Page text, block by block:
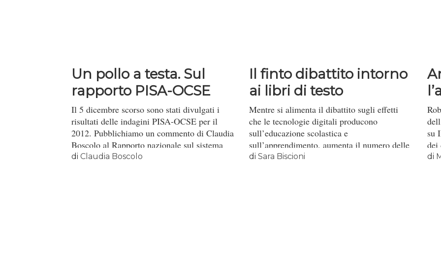
Un pollo a testa. Sul
rapporto PISA-OCSE
2012
Il 5 dicembre scorso sono stati divulgati i
risultati delle indagini PISA-OCSE per il
2012. Pubblichiamo un commento di Claudia
Boscolo al Rapporto nazionale sul sistema
d’istruzione italiano.
di Claudia Boscolo
Il finto dibattito intorno
ai libri di testo
Mentre si alimenta il dibattito sugli effetti
che le tecnologie digitali producono
sull’educazione scolastica e
sull’apprendimento, aumenta il numero delle
famiglie che non può permettersi di
diSara Biscioni
su
dei
di